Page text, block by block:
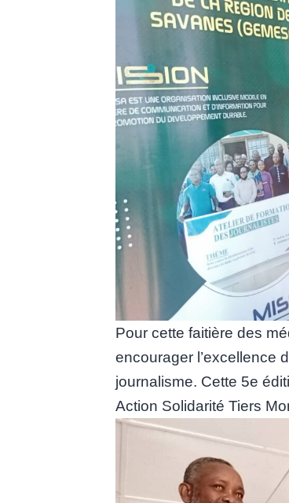
Pour cette faitière des
encourager l’excellence
journalisme. Cette 5e
Action Solidarité Tiers